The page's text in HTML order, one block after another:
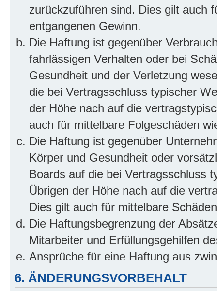
zurückzuführen sind. Dies gilt auch
entgangenen Gewinn.
Die Haftung ist gegenüber
fahrlässigen Verhalten oder bei
Gesundheit und der Verletzung
die bei Vertragsschluss typischer
der Höhe nach auf die
auch für mittelbare Folgeschäden
Die Haftung ist gegenüber
Körper und Gesundheit oder
Boards auf die bei Vertragsschluss
Übrigen der Höhe nach auf die
Dies gilt auch für mittelbare
Die Haftungsbegrenzung der
Mitarbeiter und Erfüllungsgehilfen
Ansprüche für eine Haftung aus
6. ÄNDERUNGSVORBEHALT